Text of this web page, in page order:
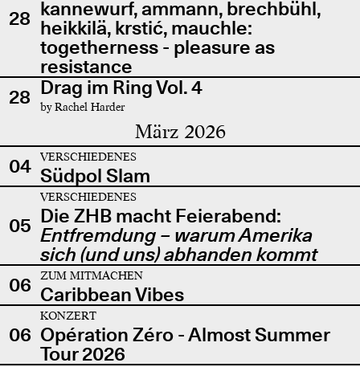
28 kannewurf, ammann, brechbühl,
heikkilä, krstić, mauchle:
togetherness - pleasure as
resistance
28 Drag im Ring Vol. 4
by Rachel Harder
März 2026
04 VERSCHIEDENES
Südpol Slam
05
VERSCHIEDENES
Die ZHB macht Feierabend:
Entfremdung – warum Amerika
sich (und uns) abhanden kommt
06
ZUM MITMACHEN
Caribbean Vibes
06
KONZERT
Opération Zéro - Almost Summer
Tour 2026